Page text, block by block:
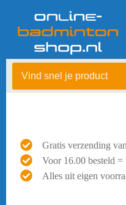
Gratis verzending
Voor 16.00 besteld =
Alles uit eigen